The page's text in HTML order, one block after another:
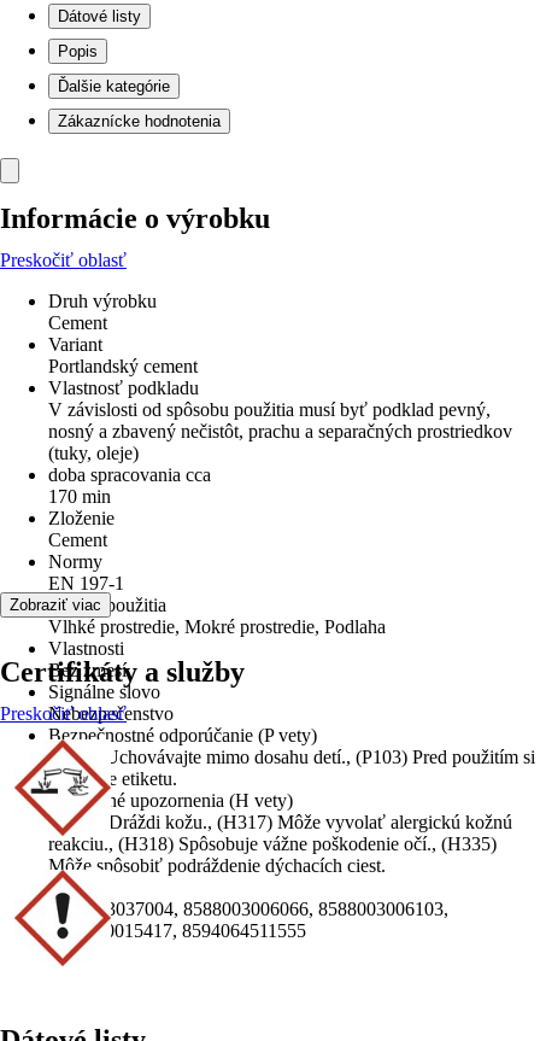
Dátové listy
Popis
Ďalšie kategórie
Zákaznícke hodnotenia
Informácie o výrobku
Preskočiť oblasť
Druh výrobku
Cement
Variant
Portlandský cement
Vlastnosť podkladu
V závislosti od spôsobu použitia musí byť podklad pevný,
nosný a zbavený nečistôt, prachu a separačných prostriedkov
(tuky, oleje)
doba spracovania cca
170 min
Zloženie
Cement
Normy
EN 197-1
Oblasť použitia
Vlhké prostredie, Mokré prostredie, Podlaha
Vlastnosti
Bez zmesí
Signálne slovo
Nebezpečenstvo
Bezpečnostné odporúčanie (P vety)
(P102) Uchovávajte mimo dosahu detí., (P103) Pred použitím si
prečítajte etiketu.
Výstražné upozornenia (H vety)
(H315) Dráždi kožu., (H317) Môže vyvolať alergickú kožnú
reakciu., (H318) Spôsobuje vážne poškodenie očí., (H335)
Môže spôsobiť podráždenie dýchacích ciest.
EAN
2005203037004, 8588003006066, 8588003006103,
8591180015417, 8594064511555
Zobraziť viac
Certifikáty a služby
Preskočiť oblasť